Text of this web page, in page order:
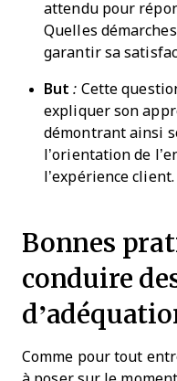
attendu pour
Quelles
garantir sa
But : Cette
expliquer son
démontrant ainsi
l’orientation de
l’expérience client.
Bonnes
conduire
Comme pour tout